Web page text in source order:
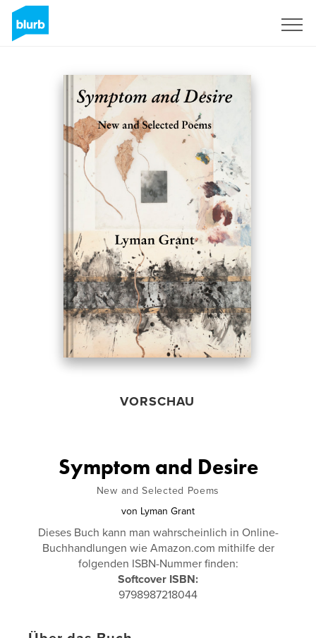
VORSCHAU
Symptom and Desire
New and Selected Poems
von Lyman Grant
Dieses Buch kann man wahrscheinlich in Online-
Buchhandlungen wie Amazon.com mithilfe der
folgenden ISBN-Nummer finden:
Softcover ISBN:
9798987218044